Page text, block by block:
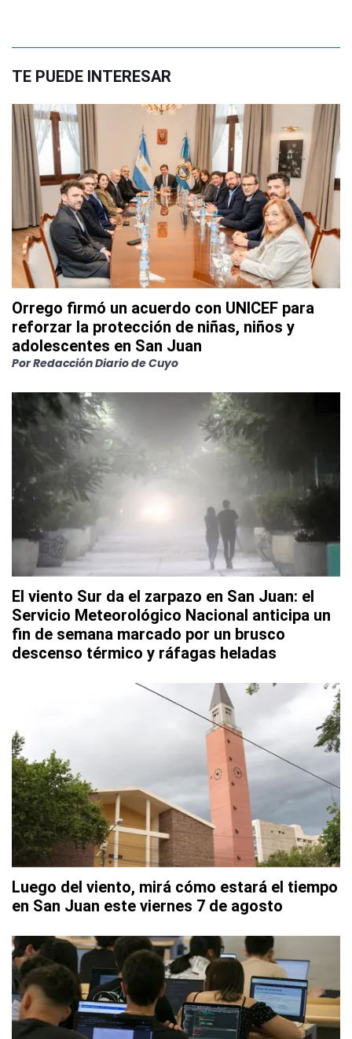
TE PUEDE INTERESAR
Orrego firmó un acuerdo con UNICEF para
reforzar la protección de niñas, niños y
adolescentes en San Juan
PorRedacción Diario de Cuyo
El viento Sur da el zarpazo en San Juan: el
Servicio Meteorológico Nacional anticipa un
fin de semana marcado por un brusco
descenso térmico y ráfagas heladas
Luego del viento, mirá cómo estará el tiempo
en San Juan este viernes 7 de agosto